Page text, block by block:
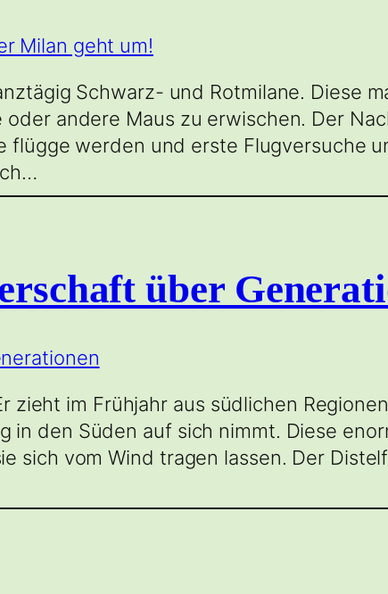
Schwarz- und Rotmilane. Diese
andere Maus zu erwischen. Der
flügge werden und erste Flugversuche
über
zieht im Frühjahr aus südlichen
in den Süden auf sich nimmt. Diese
sich vom Wind tragen lassen. Der